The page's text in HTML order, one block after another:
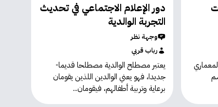
دور الإعلام الاجتماعي في تحديث
التجربة الوالدية
وجهة نظر
رباب قربي
يعتبر مصطلح الوالدية مصطلحا قديما-
جديدا، فهو يعني الوالدين اللذين يقومان
برعاية وتربية أطفالهم، فيقومان...